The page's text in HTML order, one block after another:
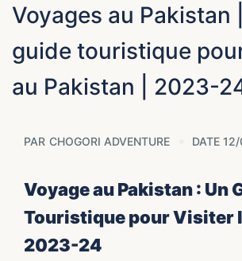
Voyages au Pakistan
guide touristique
au Pakistan | 2023-
PAR CHOGORI ADVENTURE DATE
Voyage au Pakistan : Un
Touristique pour Visiter
2023-24